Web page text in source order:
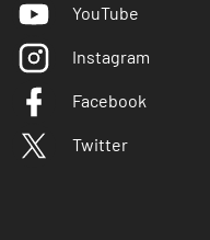
YouTube
Instagram
Facebook
Twitter